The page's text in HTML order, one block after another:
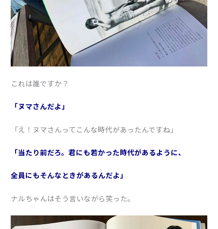
これは誰ですか？
「ヌマさんだよ」
「え！ヌマさんってこんな時代があったんですね」
「当たり前だろ。君にも若かった時代があるように、
全員にもそんなときがあるんだよ」
ナルちゃんはそう言いながら笑った。